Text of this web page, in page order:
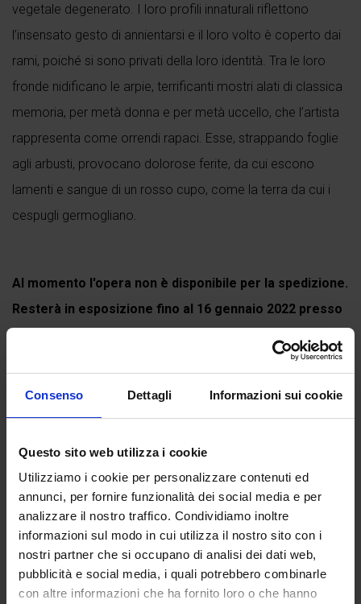
Consenso Dettagli Informazioni sui cookie
Questo sito web utilizza i cookie
Utilizziamo i cookie per personalizzare contenuti ed
annunci, per fornire funzionalità dei social media e per
analizzare il nostro traffico. Condividiamo inoltre
informazioni sul modo in cui utilizza il nostro sito con i
nostri partner che si occupano di analisi dei dati web,
pubblicità e social media, i quali potrebbero combinarle
con altre informazioni che ha fornito loro o che hanno
vegetale degenerato. I loro profili innaturali riflettono
l’insensato gesto di annientarsi e il loro volto è coperto dai
rami, poiché si sono privati della loro identità. Tra le loro
fronde nidificano le arpie, terrificanti mostri alati di classica
memoria, per metà donna e per metà uccello, che l’artista
rappresenta come orrendi rapaci. Esse, strappando foglie
agli arbusti, provocano dolorose ferite, da cui escono
lamenti e sangue di un rosso cupo, come la terra da cui i
cespugli germogliano.
Al momento l'opera non è disponibile per la spedizione.
Resterà in esposizione fino al 16 gennaio 2022 presso
Continua a leggere
Recensioni
Ancora non ci sono recensioni.
Recensisci per primo “Quivi le brutte arpie i loro nidi
fanno”
(Click here to login and review this product)